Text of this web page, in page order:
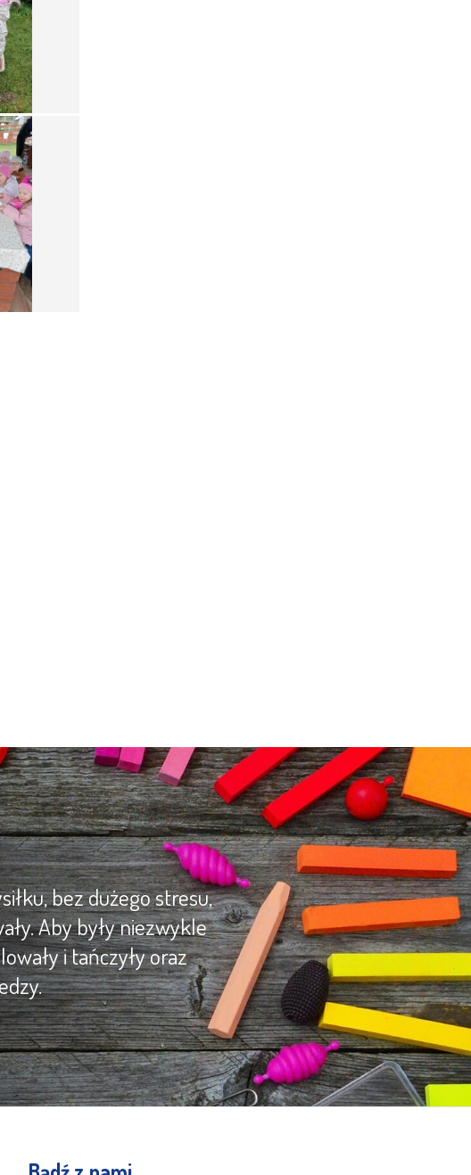
bez dużego stresu,
Aby były niezwykle
i tańczyły oraz